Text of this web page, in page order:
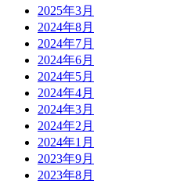
2025年3月
2024年8月
2024年7月
2024年6月
2024年5月
2024年4月
2024年3月
2024年2月
2024年1月
2023年9月
2023年8月